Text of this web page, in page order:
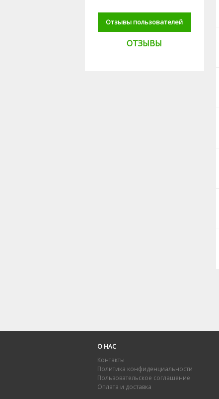
Отзывы пользователей
ОТЗЫВЫ
О НАС
Контакты
Политика конфиденциальности
Пользовательское соглашение
Оплата и доставка